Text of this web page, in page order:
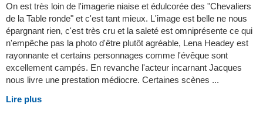
On est très loin de l'imagerie niaise et édulcorée des "Chevaliers
de la Table ronde" et c'est tant mieux. L'image est belle ne nous
épargnant rien, c'est très cru et la saleté est omniprésente ce qui
n'empêche pas la photo d'être plutôt agréable, Lena Headey est
rayonnante et certains personnages comme l'évêque sont
excellement campés. En revanche l'acteur incarnant Jacques
nous livre une prestation médiocre. Certaines scènes ...
Lire plus